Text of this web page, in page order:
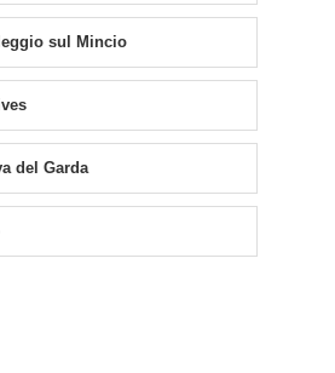
sul Mincio
del Garda